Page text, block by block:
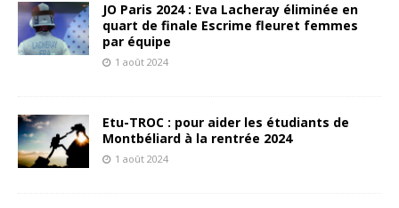
JO Paris 2024 : Eva Lacheray éliminée en
quart de finale Escrime fleuret femmes
par équipe
1 août 2024
Etu-TROC : pour aider les étudiants de
Montbéliard à la rentrée 2024
1 août 2024